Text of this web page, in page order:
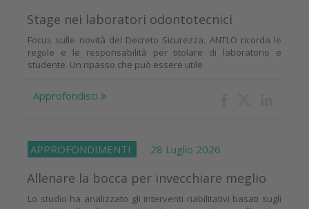
Stage nei laboratori odontotecnici
Focus sulle novità del Decreto Sicurezza. ANTLO ricorda le
regole e le responsabilità per titolare di laboratorio e
studente. Un ripasso che può essere utile
Approfondisci
APPROFONDIMENTI 28 Luglio 2026
Allenare la bocca per invecchiare meglio
Lo studio ha analizzato gli interventi riabilitativi basati sugli